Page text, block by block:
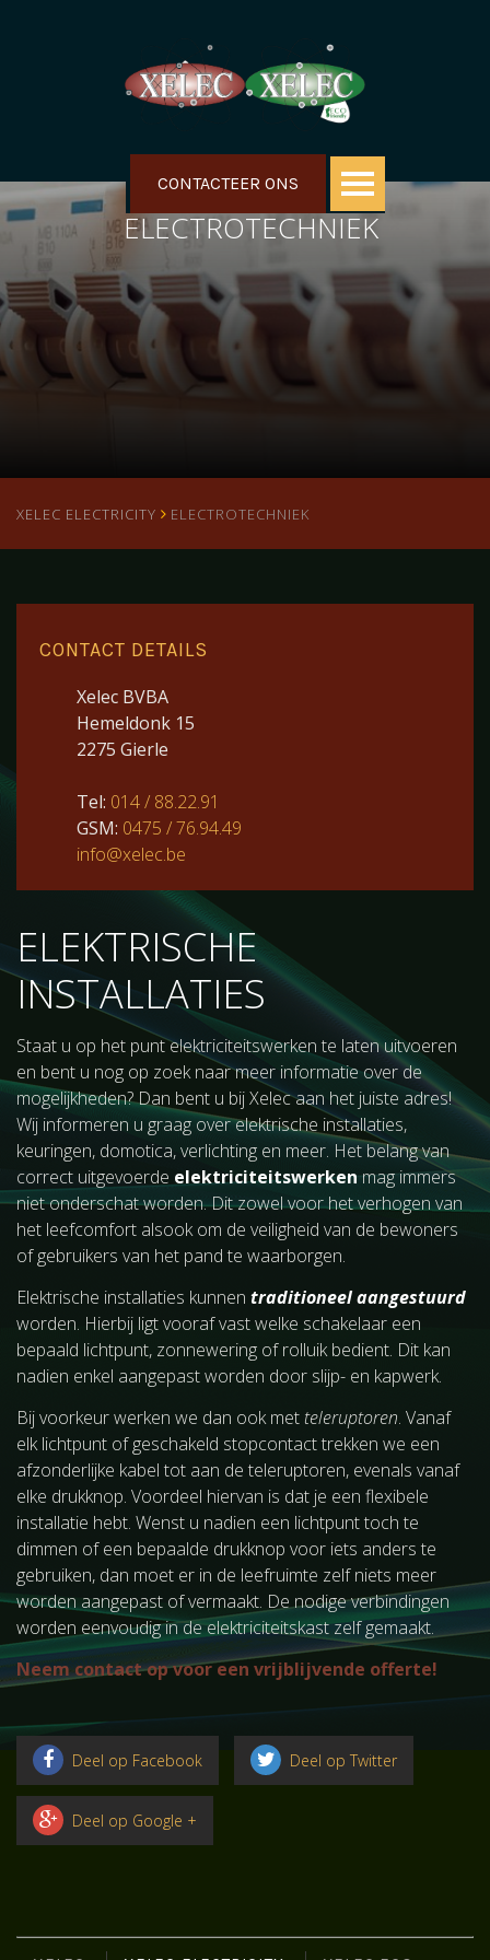
CONTACTEER ONS
ELECTROTECHNIEK
XELEC ELECTRICITY ELECTROTECHNIEK
CONTACT DETAILS
Xelec BVBA
Hemeldonk 15
2275 Gierle
Tel: 014 / 88.22.91
GSM: 0475 / 76.94.49
info@xelec.be
ELEKTRISCHE
INSTALLATIES
Staat u op het punt elektriciteitswerken te laten uitvoeren
en bent u nog op zoek naar meer informatie over de
mogelijkheden? Dan bent u bij Xelec aan het juiste adres!
Wij informeren u graag over elektrische installaties,
keuringen, domotica, verlichting en meer. Het belang van
correct uitgevoerde elektriciteitswerkenmag immers
niet onderschat worden. Dit zowel voor het verhogen van
het leefcomfort alsook om de veiligheid van de bewoners
of gebruikers van het pand te waarborgen.
Elektrische installaties kunnen traditioneel aangestuurd
worden. Hierbij ligt vooraf vast welke schakelaar een
bepaald lichtpunt, zonnewering of rolluik bedient. Dit kan
nadien enkel aangepast worden door slijp- en kapwerk.
Bij voorkeur werken we dan ook met teleruptoren. Vanaf
elk lichtpunt of geschakeld stopcontact trekken we een
afzonderlijke kabel tot aan de teleruptoren, evenals vanaf
elke drukknop. Voordeel hiervan is dat je een flexibele
installatie hebt. Wenst u nadien een lichtpunt toch te
dimmen of een bepaalde drukknop voor iets anders te
gebruiken, dan moet er in de leefruimte zelf niets meer
worden aangepast of vermaakt. De nodige verbindingen
worden eenvoudig in de elektriciteitskast zelf gemaakt.
Neem contact op voor een vrijblijvende offerte!
Deel op Facebook Deel op Twitter
Deel op Google +